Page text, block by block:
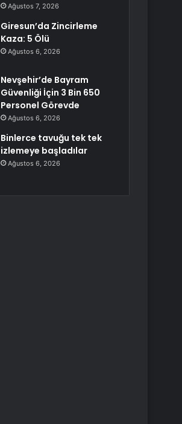
Ağustos 7, 2026
Giresun’da Zincirleme
Kaza: 5 Ölü
Ağustos 6, 2026
Nevşehir’de Bayram
Güvenliği İçin 3 Bin 650
Personel Görevde
Ağustos 6, 2026
Binlerce tavuğu tek tek
izlemeye başladılar
Ağustos 6, 2026